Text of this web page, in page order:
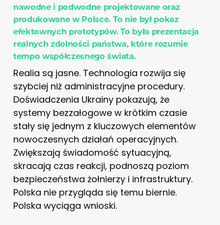
nawodne i podwodne projektowane oraz
produkowane w Polsce. To nie był pokaz
efektownych prototypów. To była prezentacja
realnych zdolności państwa, które rozumie
tempo współczesnego świata.
Realia są jasne. Technologia rozwija się
szybciej niż administracyjne procedury.
Doświadczenia Ukrainy pokazują, że
systemy bezzałogowe w krótkim czasie
stały się jednym z kluczowych elementów
nowoczesnych działań operacyjnych.
Zwiększają świadomość sytuacyjną,
skracają czas reakcji, podnoszą poziom
bezpieczeństwa żołnierzy i infrastruktury.
Polska nie przygląda się temu biernie.
Polska wyciąga wnioski.